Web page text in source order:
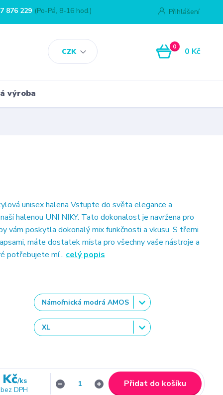
CZK
Přihlášení
876 229 (Po-Pá, 8-16 hod.)
0 0 Kč
výroba
unisex halena Vstupte do světa elegance a
halenou UNI NIKY. Tato dokonalost je navržena pro
vám poskytla dokonalý mix funkčnosti a vkusu. S třemi
máte dostatek místa pro všechny vaše nástroje a
potřebujete mí... celý popis
/ks
bez DPH
Přidat do košíku